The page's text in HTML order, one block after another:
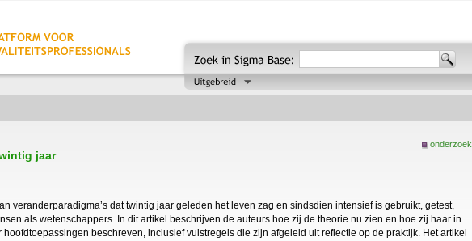
onderzoek
jaar
veranderparadigma’s dat twintig jaar geleden het leven zag en sindsdien intensief is gebruikt, getest,
als wetenschappers. In dit artikel beschrijven de auteurs hoe zij de theorie nu zien en hoe zij haar in
beschreven, inclusief vuistregels die zijn afgeleid uit reflectie op de praktijk. Het artikel